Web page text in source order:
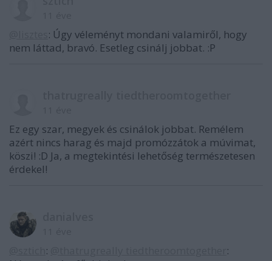
: Úgy véleményt mondani valamiről, hogy
nem láttad, bravó. Esetleg csinálj jobbat. :P
Ez egy szar, megyek és csinálok jobbat. Remélem
azért nincs harag és majd promózzátok a múvimat,
köszi! :D Ja, a megtekintési lehetőség természetesen
érdekel!
:
: